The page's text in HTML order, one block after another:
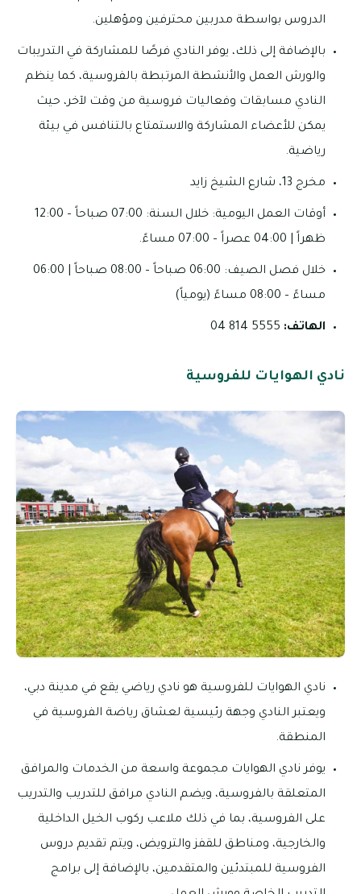
الدروس بواسطة مدربين محترفين ومؤهلين.
بالإضافة إلى ذلك، يوفر النادي فرصًا للمشاركة في التدريبات
والورش العمل والأنشطة المرتبطة بالفروسية، كما ينظم
النادي مسابقات وفعاليات فروسية من وقت لآخر، حيث
يمكن للأعضاء المشاركة والاستمتاع بالتنافس في بيئة
رياضية.
مخرج 13، شارع الشيخ زايد
أوقات العمل اليومية: خلال السنة: 07:00 صباحاً – 12:00
ظهراً | 04:00 عصراً – 07:00 مساءً.
خلال فصل الصيف: 06:00 صباحاً – 08:00 صباحاً | 06:00
مساءً – 08:00 مساءً (يومياً)
الهاتف:
نادي الهوايات للفروسية
نادي الهوايات للفروسية هو نادي رياضي يقع في مدينة دبي،
ويعتبر النادي وجهة رئيسية لعشاق رياضة الفروسية في
المنطقة.
يوفر نادي الهوايات مجموعة واسعة من الخدمات والمرافق
المتعلقة بالفروسية، ويضم النادي مرافق للتدريب والتدريب
على الفروسية، بما في ذلك ملاعب ركوب الخيل الداخلية
والخارجية، ومناطق للقفز والترويض، ويتم تقديم دروس
الفروسية للمبتدئين والمتقدمين، بالإضافة إلى برامج